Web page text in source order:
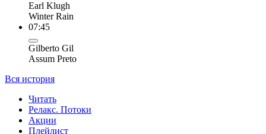
Earl Klugh
Winter Rain
07:45
Gilberto Gil
Assum Preto
Вся история
Читать
Релакс. Потоки
Акции
Плейлист